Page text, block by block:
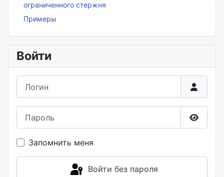
ограниченного стержня
Примеры
Войти
Запомнить меня
Войти без пароля